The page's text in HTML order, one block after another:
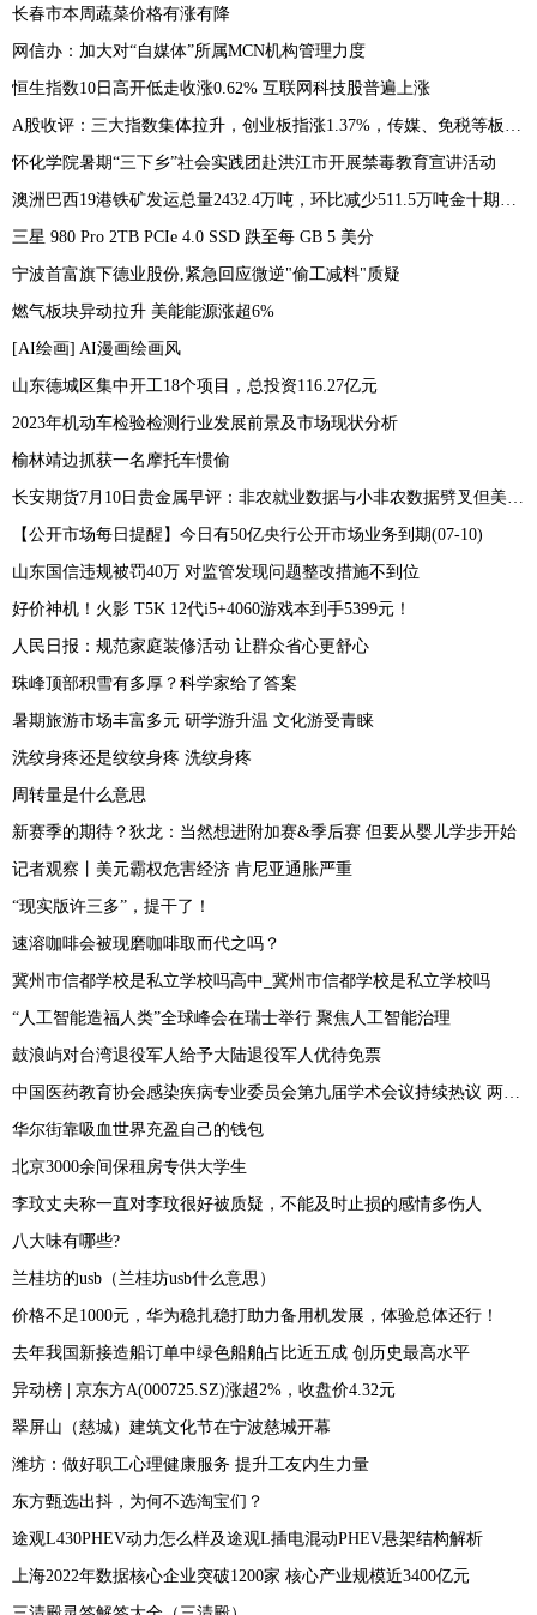
长春市本周蔬菜价格有涨有降
网信办：加大对“自媒体”所属MCN机构管理力度
恒生指数10日高开低走收涨0.62% 互联网科技股普遍上涨
怀化学院暑期“三下乡”社会实践团赴洪江市开展禁毒教育宣讲活动
三星 980 Pro 2TB PCIe 4.0 SSD 跌至每 GB 5 美分
宁波首富旗下德业股份,紧急回应微逆"偷工减料"质疑
燃气板块异动拉升 美能能源涨超6%
[AI绘画] AI漫画绘画风
山东德城区集中开工18个项目，总投资116.27亿元
2023年机动车检验检测行业发展前景及市场现状分析
榆林靖边抓获一名摩托车惯偷
【公开市场每日提醒】今日有50亿央行公开市场业务到期(07-10)
山东国信违规被罚40万 对监管发现问题整改措施不到位
好价神机！火影 T5K 12代i5+4060游戏本到手5399元！
人民日报：规范家庭装修活动 让群众省心更舒心
珠峰顶部积雪有多厚？科学家给了答案
暑期旅游市场丰富多元 研学游升温 文化游受青睐
洗纹身疼还是纹纹身疼 洗纹身疼
周转量是什么意思
新赛季的期待？狄龙：当然想进附加赛&季后赛 但要从婴儿学步开始
记者观察丨美元霸权危害经济 肯尼亚通胀严重
“现实版许三多”，提干了！
速溶咖啡会被现磨咖啡取而代之吗？
冀州市信都学校是私立学校吗高中_冀州市信都学校是私立学校吗
“人工智能造福人类”全球峰会在瑞士举行 聚焦人工智能治理
鼓浪屿对台湾退役军人给予大陆退役军人优待免票
华尔街靠吸血世界充盈自己的钱包
北京3000余间保租房专供大学生
李玟丈夫称一直对李玟很好被质疑，不能及时止损的感情多伤人
八大味有哪些?
兰桂坊的usb（兰桂坊usb什么意思）
价格不足1000元，华为稳扎稳打助力备用机发展，体验总体还行！
去年我国新接造船订单中绿色船舶占比近五成 创历史最高水平
异动榜 | 京东方A(000725.SZ)涨超2%，收盘价4.32元
翠屏山（慈城）建筑文化节在宁波慈城开幕
潍坊：做好职工心理健康服务 提升工友内生力量
东方甄选出抖，为何不选淘宝们？
途观L430PHEV动力怎么样及途观L插电混动PHEV悬架结构解析
上海2022年数据核心企业突破1200家 核心产业规模近3400亿元